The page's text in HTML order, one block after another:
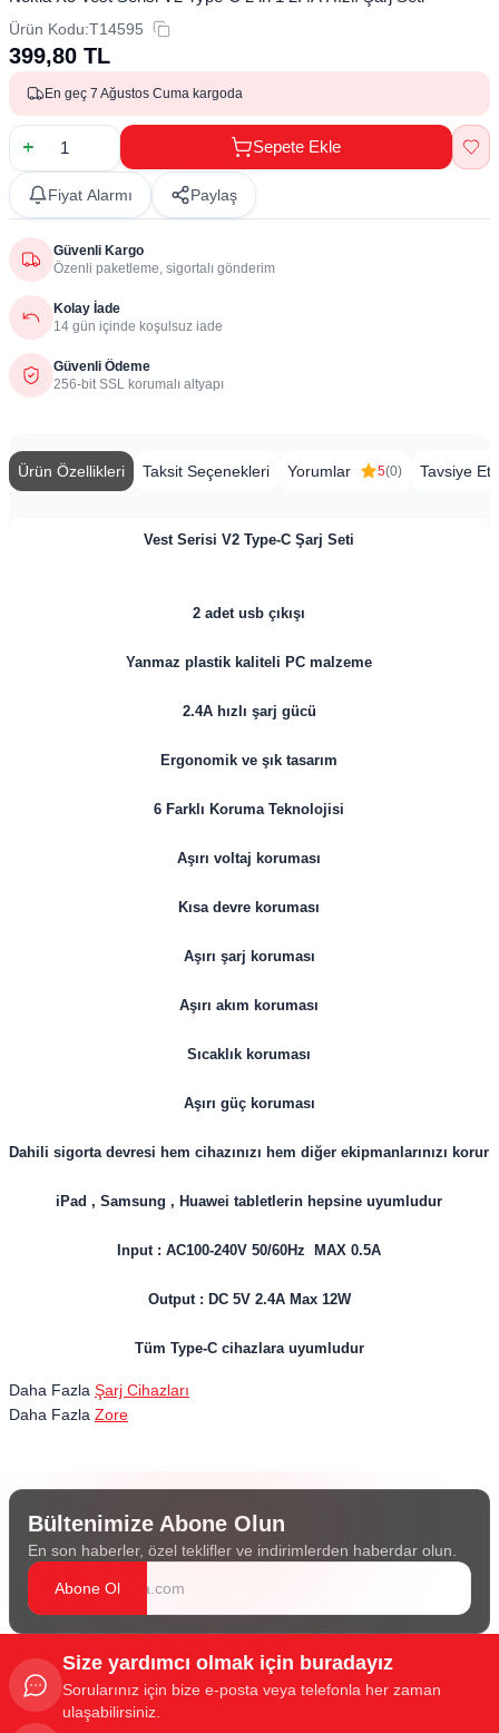
Ürün Kodu:T14595
399,80 TL
En geç 7 Ağustos Cuma kargoda
Sepete Ekle
Fiyat Alarmı Paylaş
Güvenli Kargo
Özenli paketleme, sigortalı gönderim
Kolay İade
14 gün içinde koşulsuz iade
Güvenli Ödeme
256-bit SSL korumalı altyapı
Ürün Özellikleri Taksit Seçenekleri Yorumlar 5(0) Tavsiye Et
Vest Serisi V2 Type-C Şarj Seti
2 adet usb çıkışı
Yanmaz plastik kaliteli PC malzeme
2.4A hızlı şarj gücü
Ergonomik ve şık tasarım
6 Farklı Koruma Teknolojisi
Aşırı voltaj koruması
Kısa devre koruması
Aşırı şarj koruması
Aşırı akım koruması
Sıcaklık koruması
Aşırı güç koruması
Dahili sigorta devresi hem cihazınızı hem diğer ekipmanlarınızı korur
iPad , Samsung , Huawei tabletlerin hepsine uyumludur
Input : AC100-240V 50/60Hz MAX 0.5A
Output : DC 5V 2.4A Max 12W
Tüm Type-C cihazlara uyumludur
Daha Fazla Şarj Cihazları
Daha Fazla Zore
Bültenimize Abone Olun
En son haberler, özel teklifler ve indirimlerden haberdar olun.
Abone Ol
Size yardımcı olmak için buradayız
Sorularınız için bize e-posta veya telefonla her zaman
ulaşabilirsiniz.